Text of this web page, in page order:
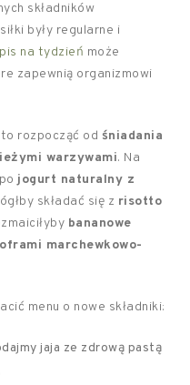
składników
były regularne i
na tydzień może
zapewnią organizmowi
rozpocząć od śniadania
warzywami. Na
jogurt naturalny z
składać się z risotto
bananowe
marchewkowo-
menu o nowe składniki:
jaja ze zdrową pastą